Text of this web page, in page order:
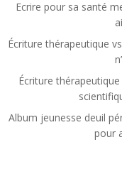
Ecrire pour sa santé
Écriture thérapeutique
Écriture
Album jeunesse deuil
pour